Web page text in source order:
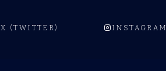
X (TWITTER) INSTAGRAM